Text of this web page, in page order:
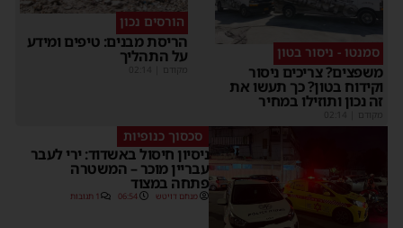
סמנטו - ניסור בטון
משפצים? צריכים ניסור
וקידוח בטון? כך תעשו את
זה נכון ותוזילו במחיר
הורסים נכון
הריסת מבנים: טיפים ומידע
על התהליך
סכסוך כנופיות
ניסיון חיסול באשדוד: ירי לעבר
עבריין מוכר – המשטרה
פתחה במצוד
מנחם דויטש 06:54 1 תגובות